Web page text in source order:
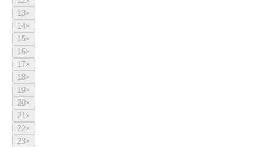
13×
14×
15×
16×
17×
18×
19×
20×
21×
22×
23×